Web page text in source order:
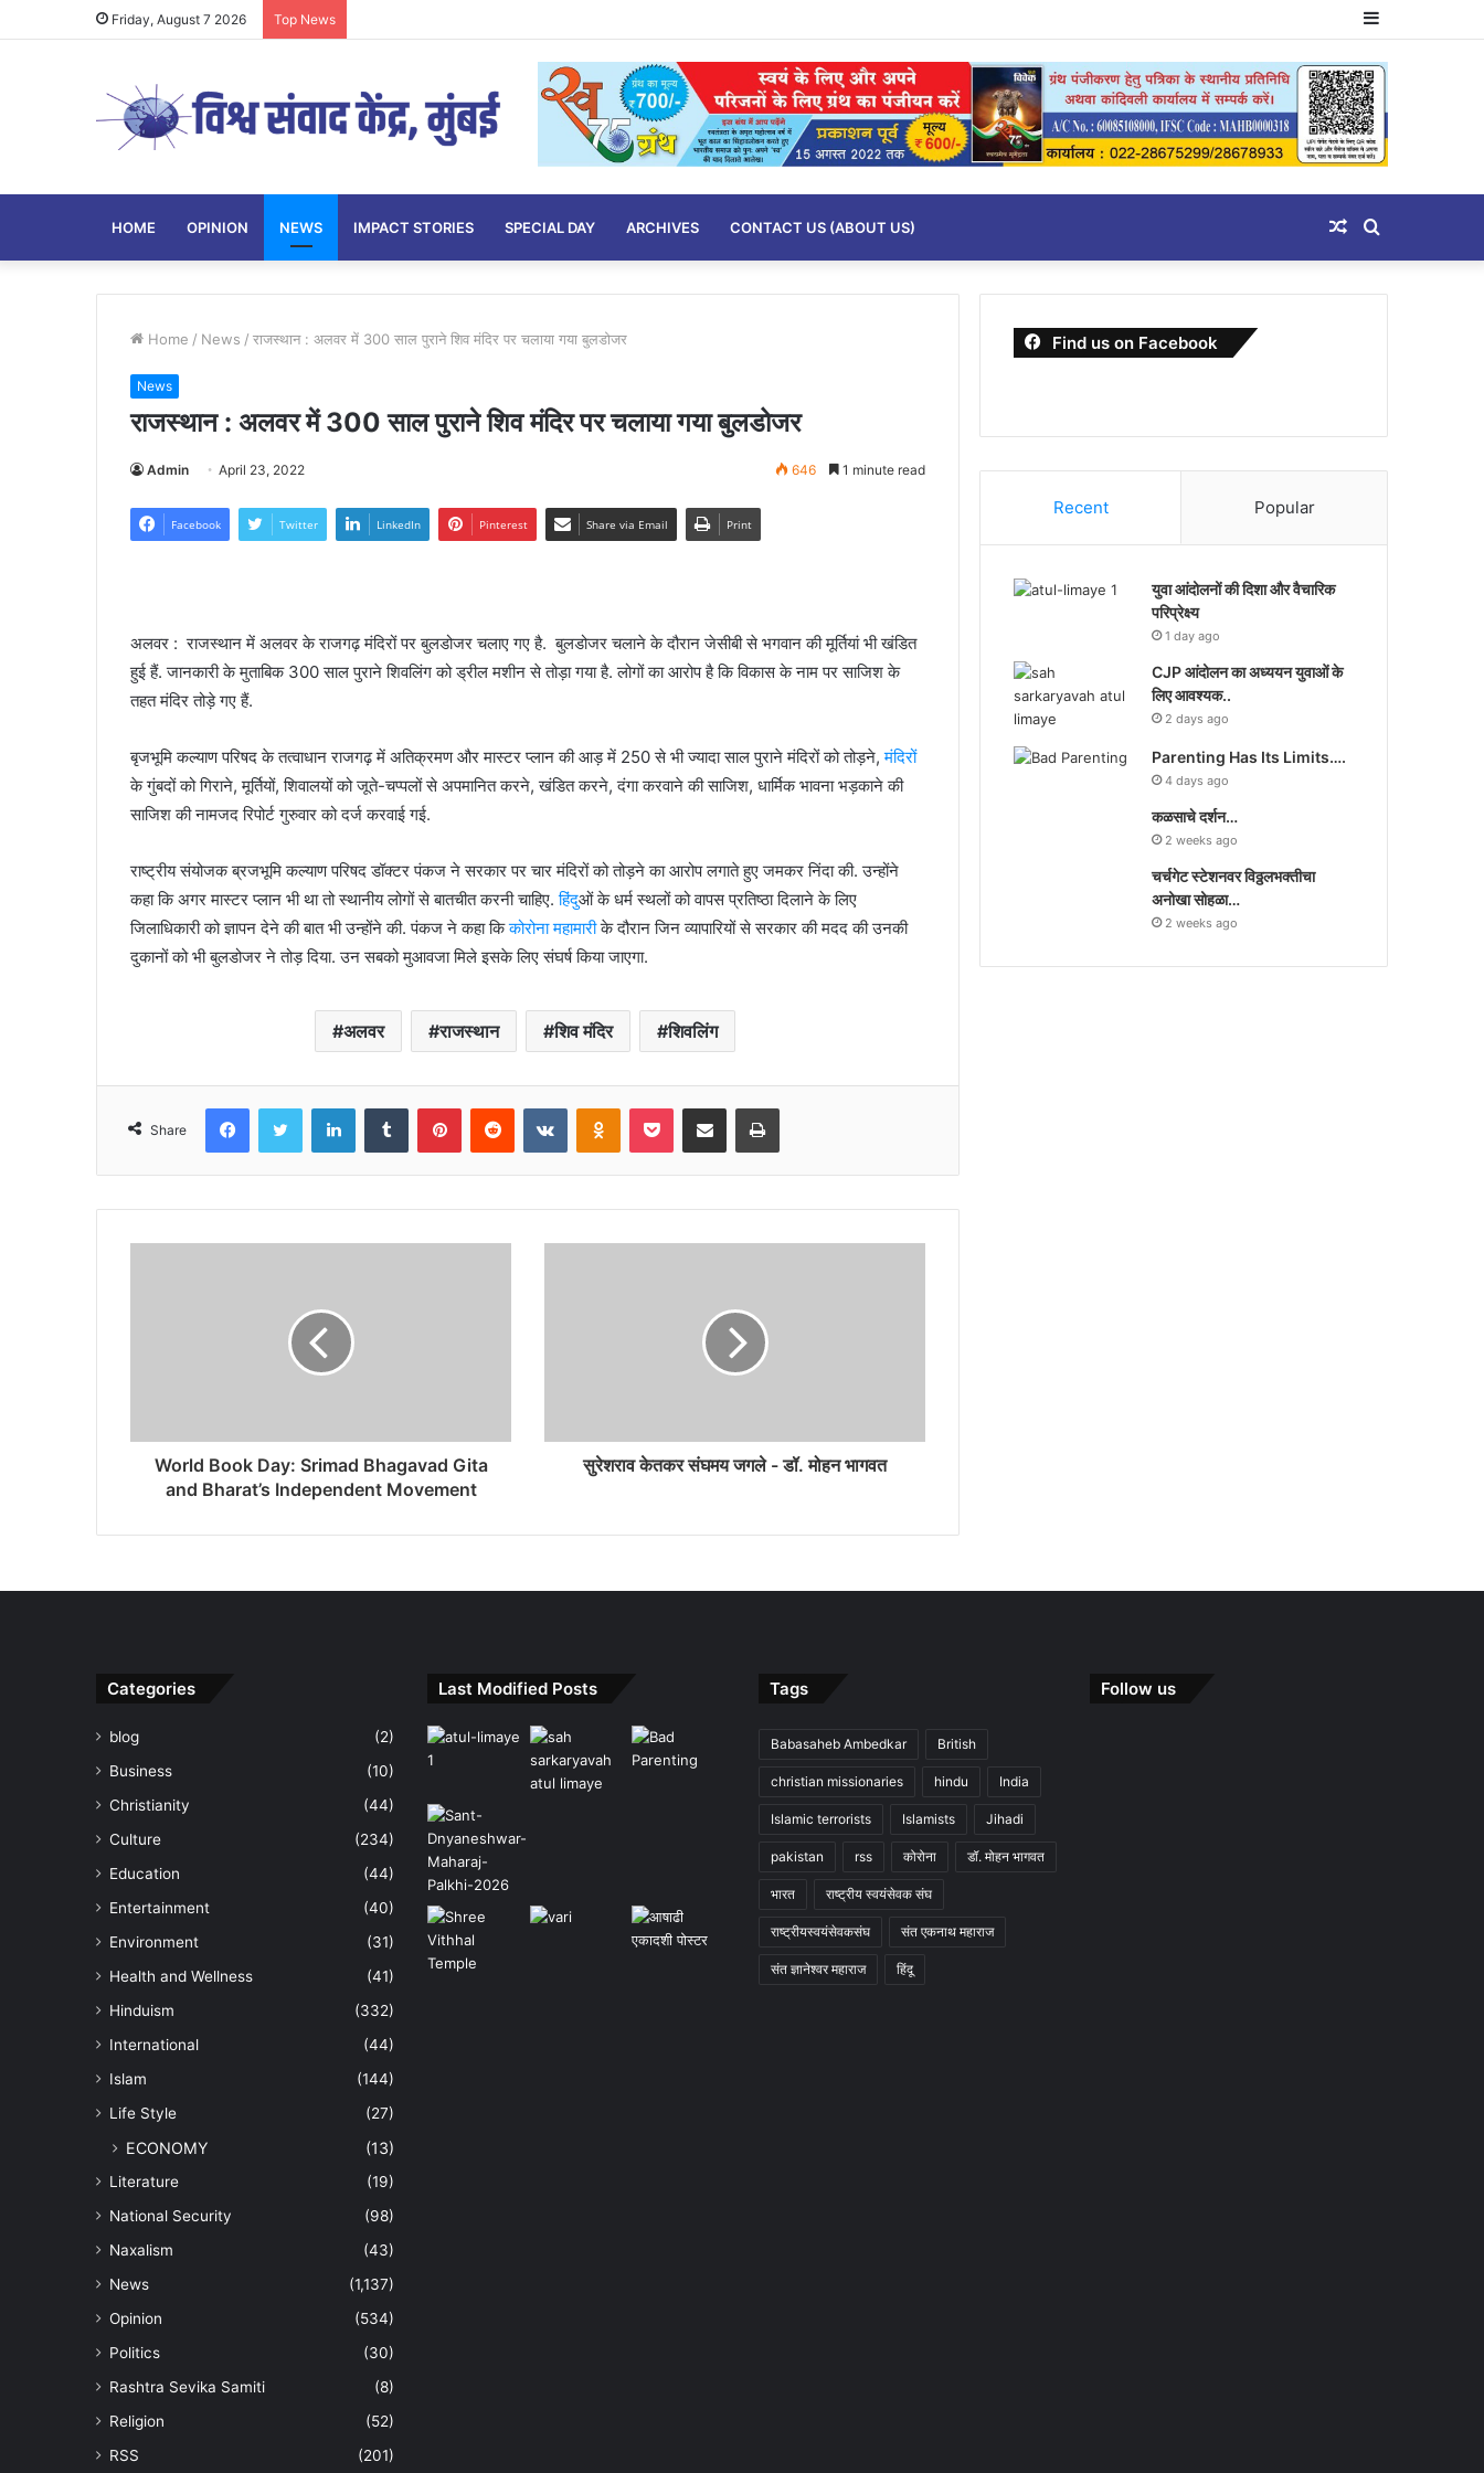
Friday, August 7 2026 Top News Sidebar
HOME OPINION NEWS IMPACT STORIES SPECIAL DAY ARCHIVES CONTACT US (ABOUT US) Search
for
Random
Article
Home / News / राजस्थान : अलवर में 300 साल पुराने शिव मंदिर पर चलाया गया बुलडोजर
News
राजस्थान : अलवर में 300 साल पुराने शिव मंदिर पर चलाया गया बुलडोजर
Admin April 23, 2022 646 1 minute read
Facebook Twitter LinkedIn Pinterest Share via Email Print
अलवर : राजस्थान में अलवर के राजगढ़ मंदिरों पर बुलडोजर चलाए गए है. बुलडोजर चलाने के दौरान जेसीबी से भगवान की मूर्तियां भी खंडित
हुई हैं. जानकारी के मुताबिक 300 साल पुराने शिवलिंग को ड्रील मशीन से तोड़ा गया है. लोगों का आरोप है कि विकास के नाम पर साजिश के
तहत मंदिर तोड़े गए हैं.
बृजभूमि कल्याण परिषद के तत्वाधान राजगढ़ में अतिक्रमण और मास्टर प्लान की आड़ में 250 से भी ज्यादा साल पुराने मंदिरों को तोड़ने,मंदिरों
के गुंबदों को गिराने, मूर्तियों, शिवालयों को जूते-चप्पलों से अपमानित करने, खंडित करने, दंगा करवाने की साजिश, धार्मिक भावना भड़काने की
साजिश की नामजद रिपोर्ट गुरुवार को दर्ज करवाई गई.
राष्ट्रीय संयोजक ब्रजभूमि कल्याण परिषद डॉक्टर पंकज ने सरकार पर चार मंदिरों को तोड़ने का आरोप लगाते हुए जमकर निंदा की. उन्होंने
कहा कि अगर मास्टर प्लान भी था तो स्थानीय लोगों से बातचीत करनी चाहिए.हिंदुओं के धर्म स्थलों को वापस प्रतिष्ठा दिलाने के लिए
जिलाधिकारी को ज्ञापन देने की बात भी उन्होंने की. पंकज ने कहा किकोरोना महामारीके दौरान जिन व्यापारियों से सरकार की मदद की उनकी
दुकानों को भी बुलडोजर ने तोड़ दिया. उन सबको मुआवजा मिले इसके लिए संघर्ष किया जाएगा.
अलवर राजस्थान शिव मंदिर शिवलिंग
Share
FacebookTwitter LinkedInTumblr PinterestReddit VKontakteOdnoklassniki
Pocket Share via Email Print
World Book Day: Srimad Bhagavad Gita
and Bharat’s Independent Movement
सुरेशराव केतकर संघमय जगले - डॉ. मोहन भागवत
Find us on Facebook
Recent Popular
युवा आंदोलनों की दिशा और वैचारिक
परिप्रेक्ष्य
1 day ago
CJP आंदोलन का अध्ययन युवाओं के
लिए आवश्यक..
2 days ago
Parenting Has Its Limits….
4 days ago
कळसाचे दर्शन…
2 weeks ago
चर्चगेट स्टेशनवर विठ्ठलभक्तीचा
अनोखा सोहळा…
2 weeks ago
Categories
blog
(2)
Business
(10)
Christianity
(44)
Culture
(234)
Education
(44)
Entertainment
(40)
Environment
(31)
Health and Wellness
(41)
Hinduism
(332)
International
(44)
Islam
(144)
Life Style
(27)
ECONOMY (13)
Literature
(19)
National Security
(98)
Naxalism
(43)
News
(1,137)
Opinion
(534)
Politics
(30)
Rashtra Sevika Samiti
(8)
Religion
(52)
RSS
(201)
Last Modified Posts Tags
Babasaheb Ambedkar British
christian missionaries hindu India
Islamic terrorists Islamists Jihadi
pakistan rss कोरोना डॉ. मोहन भागवत
भारत राष्ट्रीय स्वयंसेवक संघ
राष्ट्रीयस्वयंसेवकसंघ संत एकनाथ महाराज
संत ज्ञानेश्वर महाराज हिंदू
Follow us